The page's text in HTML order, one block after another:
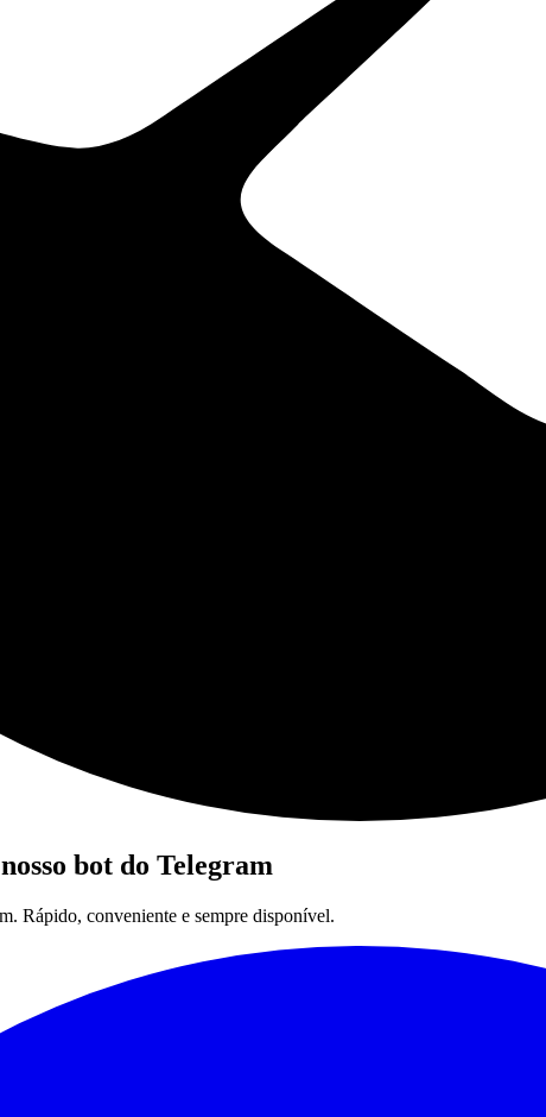
bot do Telegram
Rápido, conveniente e sempre disponível.